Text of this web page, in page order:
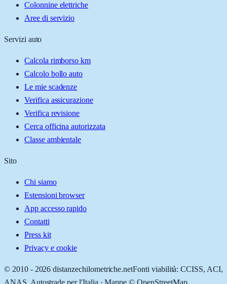
Colonnine elettriche
Aree di servizio
Servizi auto
Calcola rimborso km
Calcolo bollo auto
Le mie scadenze
Verifica assicurazione
Verifica revisione
Cerca officina autorizzata
Classe ambientale
Sito
Chi siamo
Estensioni browser
App accesso rapido
Contatti
Press kit
Privacy e cookie
© 2010 - 2026 distanzechilometriche.netFonti viabilità: CCISS, ACI,
ANAS, Autostrade per l'Italia · Mappe © OpenStreetMap